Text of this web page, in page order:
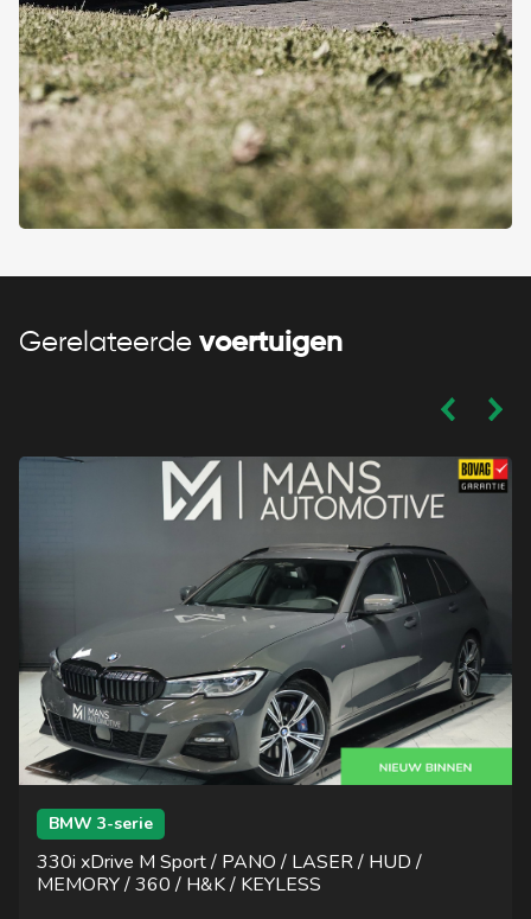
Gerelateerdevoertuigen
BMW 3-serie
330i xDrive M Sport / PANO / LASER / HUD /
MEMORY / 360 / H&K / KEYLESS